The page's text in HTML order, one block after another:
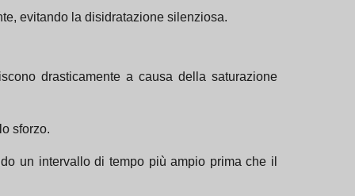
evitando la disidratazione silenziosa.
drasticamente a causa della saturazione
sforzo.
un intervallo di tempo più ampio prima che il